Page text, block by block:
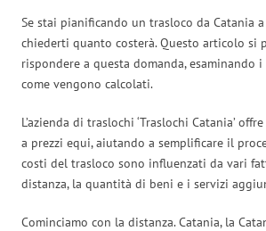
Se stai pianificando un trasloco da Catania
chiederti quanto costerà. Questo articolo si
rispondere a questa domanda, esaminando
come vengono calcolati.
L’azienda di traslochi ‘Traslochi Catania’
a prezzi equi, aiutando a semplificare il
costi del trasloco sono influenzati da vari
distanza, la quantità di beni e i servizi
Cominciamo con la distanza. Catania, la